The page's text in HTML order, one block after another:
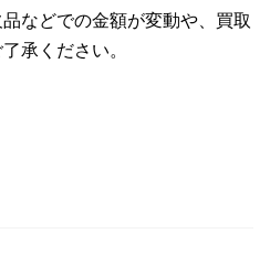
などでの金額が変動や、買取
承ください。